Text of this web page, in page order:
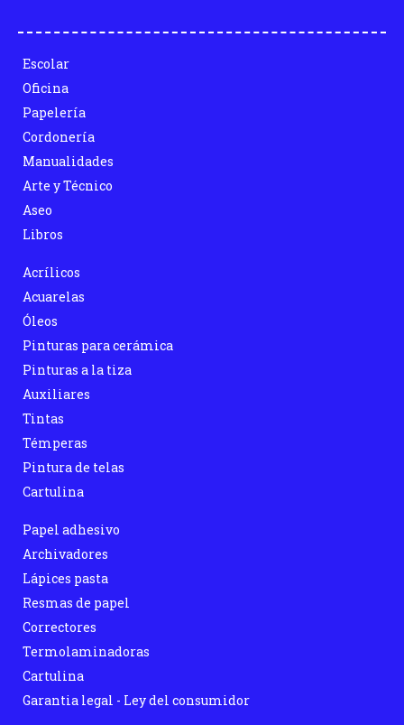
Escolar
Oficina
Papelería
Cordonería
Manualidades
Arte y Técnico
Aseo
Libros
Acrílicos
Acuarelas
Óleos
Pinturas para cerámica
Pinturas a la tiza
Auxiliares
Tintas
Témperas
Pintura de telas
Cartulina
Papel adhesivo
Archivadores
Lápices pasta
Resmas de papel
Correctores
Termolaminadoras
Cartulina
Garantia legal - Ley del consumidor